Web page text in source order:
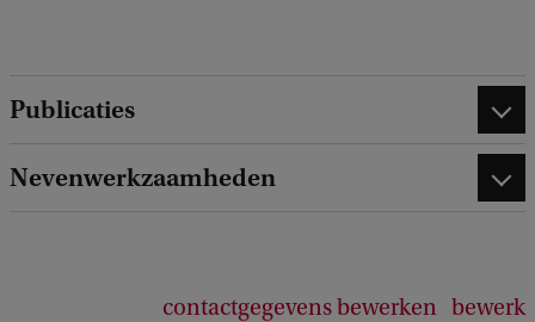
Publicaties
Nevenwerkzaamheden
contactgegevens bewerken bewerk